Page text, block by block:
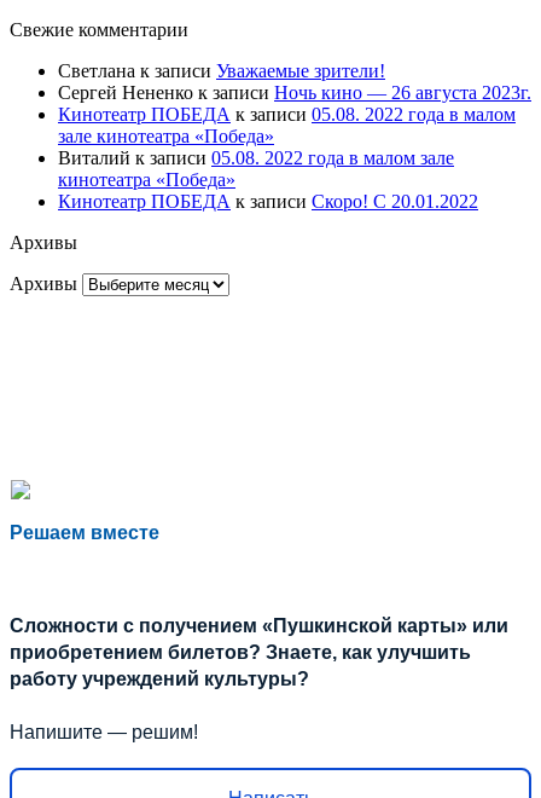
Свежие комментарии
Светлана к записи Уважаемые зрители!
Сергей Нененко к записи Ночь кино — 26 августа 2023г.
Кинотеатр ПОБЕДА к записи 05.08. 2022 года в малом
зале кинотеатра «Победа»
Виталий к записи 05.08. 2022 года в малом зале
кинотеатра «Победа»
Кинотеатр ПОБЕДА к записи Скоро! С 20.01.2022
Архивы
Архивы
Решаем вместе
Сложности с получением «Пушкинской карты» или
приобретением билетов? Знаете, как улучшить
работу учреждений культуры?
Напишите — решим!